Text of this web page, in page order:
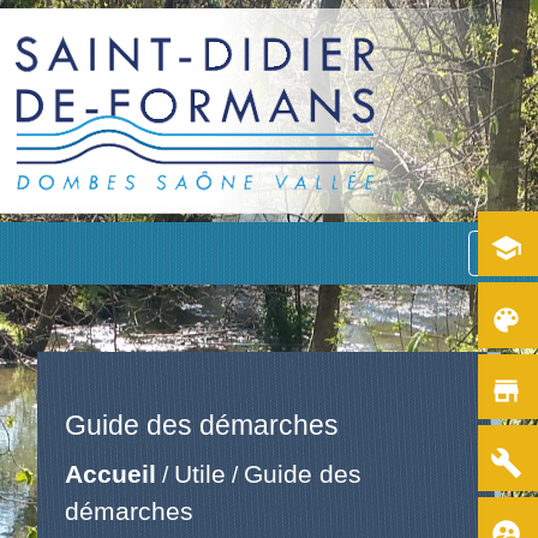
menu
Guide des démarches
Accueil / Utile / Guide des
démarches
school
color_lens
store
build